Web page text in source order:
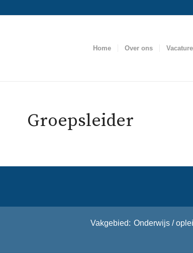
Home Over ons
Groepsleider
Vakgebied Onderwijs /